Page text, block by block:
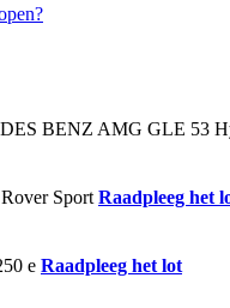
Raadpleeg het
Raadpleeg het lot